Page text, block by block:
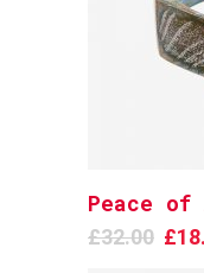
Peace
£32.00 £